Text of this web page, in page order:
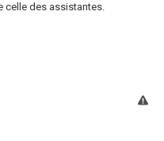
celle des assistantes.